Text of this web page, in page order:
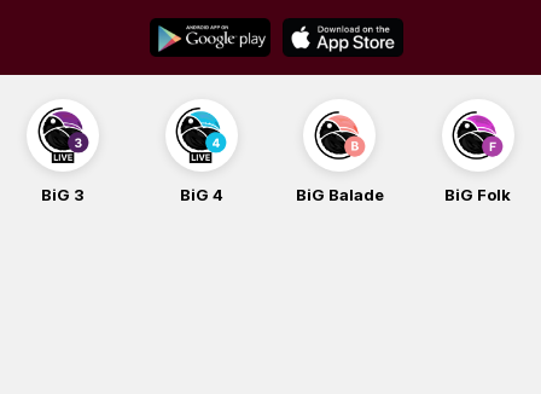
content
BiG 3 BiG 4 BiG Balade BiG Folk